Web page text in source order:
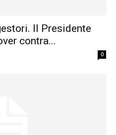
Il Presidente
contra...
0